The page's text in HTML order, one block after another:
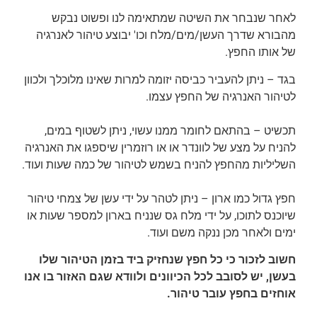
לאחר שנבחר את השיטה שמתאימה לנו ופשוט נבקש
מהבורא שדרך העשן/מים/מלח וכו' יבוצע טיהור לאנרגיה
של אותו החפץ.
בגד – ניתן להעביר כביסה יזומה למרות שאינו מלוכלך ולכוון
לטיהור האנרגיה של החפץ עצמו.
תכשיט – בהתאם לחומר ממנו עשוי, ניתן לשטוף במים,
להניח על מצע של לוונדר או או רוזמרין שיספגו את האנרגיה
השליליות מהחפץ להניח בשמש לטיהור של כמה שעות ועוד.
חפץ גדול כמו ארון – ניתן לטהר על ידי עשן של צמחי טיהור
שיוכנס לתוכו, על ידי מלח גס שנניח בארון למספר שעות או
ימים ולאחר מכן ננקה משם ועוד.
חשוב לזכור כי כל חפץ שנחזיק ביד בזמן הטיהור שלו
בעשן, יש לסובב לכל הכיוונים ולוודא שגם האזור בו אנו
אוחזים בחפץ עובר טיהור.